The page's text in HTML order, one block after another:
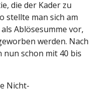
die der Kader zu
stellte man sich am
Ablösesumme vor,
werden. Nach
schon mit 40 bis
Nicht-